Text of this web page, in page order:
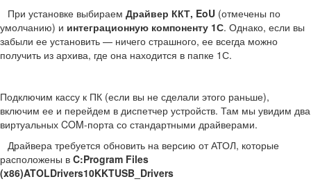
При установке выбираем Драйвер ККТ, EoU (отмечены по
умолчанию) и интеграционную компоненту 1С. Однако, если вы
забыли ее установить — ничего страшного, ее всегда можно
получить из архива, где она находится в папке 1С.
Подключим кассу к ПК (если вы не сделали этого раньше),
включим ее и перейдем в диспетчер устройств. Там мы увидим два
виртуальных COM-порта со стандартными драйверами.
Драйвера требуется обновить на версию от АТОЛ, которые
расположены в C:Program Files
(x86)ATOLDrivers10KKTUSB_Drivers